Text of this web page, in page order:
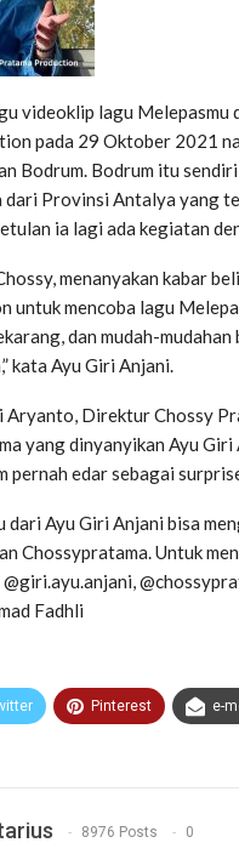
videoklip lagu
pada 29 Oktober 2021
Bodrum. Bodrum itu
dari Provinsi Antalya yang
ia lagi ada kegiatan
menanyakan kabar
mencoba lagu
dan mudah-
kata Ayu Giri Anjani.
Aryanto, Direktur Chossy
yang dinyanyikan Ayu
pernah edar sebagai
dari Ayu Giri Anjani bisa
Chossypratama. Untuk
Fadhli
Pinterest e-
8976 Posts 0